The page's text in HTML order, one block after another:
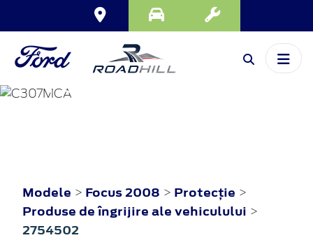
FOCUS
Modele > Focus 2008 > Protecţie >
Produse de îngrijire ale vehiculului >
2754502